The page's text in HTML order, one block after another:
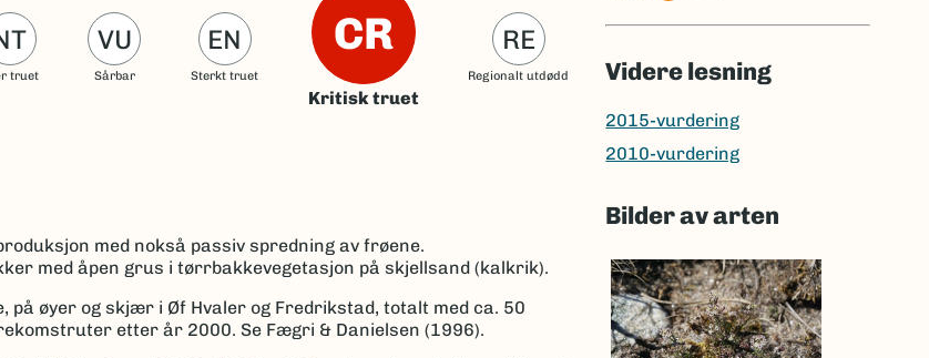
truet
VU
Sårbar
EN
Sterkt truet
CR
Kritisk truet
RE
Regionalt utdødd
med nokså passiv spredning av frøene.
med åpen grus i tørrbakkevegetasjon på skjellsand (kalkrik).
øyer og skjær i Øf Hvaler og Fredrikstad, totalt med ca. 50
etter år 2000. Se Fægri & Danielsen (1996).
Videre lesning
2015-vurdering
2010-vurdering
Bilder av arten